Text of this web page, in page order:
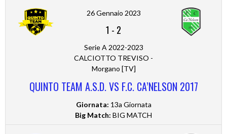
26 Gennaio 2023
1 - 2
Serie A 2022-2023
CALCIOTTO TREVISO -
Morgano [TV]
QUINTO TEAM A.S.D. VS F.C. CA’NELSON 2017
Giornata: 13a Giornata
Big Match: BIG MATCH